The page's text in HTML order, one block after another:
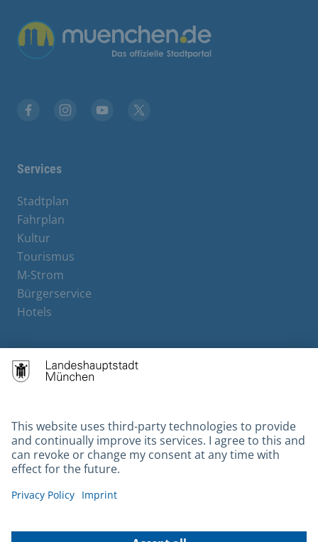
Übergreifende Links
Services
Stadtplan
Fahrplan
Kultur
Tourismus
M-Strom
Bürgerservice
Hotels
Contact
Gebärdensprache
Datenschutz
Kontakt